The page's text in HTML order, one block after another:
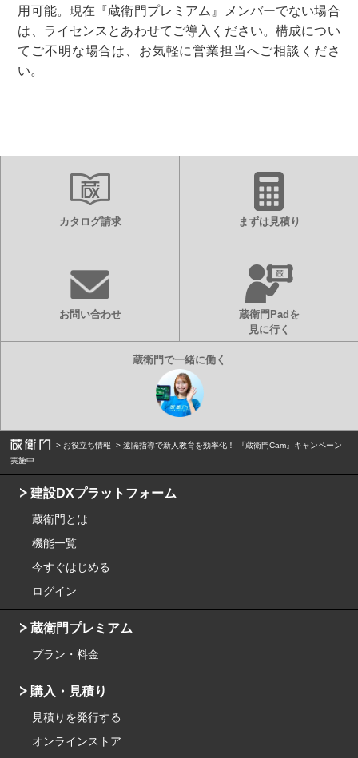
用可能。現在『蔵衛門プレミアム』メンバーでない場合
は、ライセンスとあわせてご導入ください。構成につい
てご不明な場合は、お気軽に営業担当へご相談くださ
い。
カタログ請求 まずは見積り
お問い合わせ
蔵衛門Padを
見に行く
お役立ち情報
遠隔指導で新人教育を効率化！-『蔵衛門Cam』キャンペーン
実施中
建設DXプラットフォーム
蔵衛門とは
機能一覧
今すぐはじめる
ログイン
蔵衛門プレミアム
プラン・料金
購入・見積り
見積りを発行する
オンラインストア